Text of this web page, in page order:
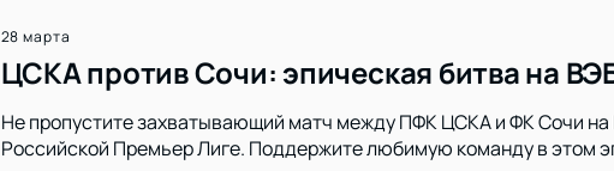
28 марта
ЦСКА против Сочи: эпическая битва на
Не пропустите захватывающий матч между ПФК ЦСКА и ФК Сочи на
Российской Премьер Лиге. Поддержите любимую команду в этом